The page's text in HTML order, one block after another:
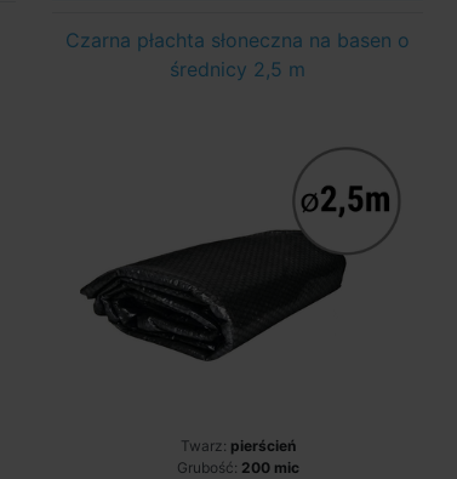
Czarna płachta słoneczna na basen o
średnicy 2,5 m
Twarz: pierścień
Grubość: 200 mic